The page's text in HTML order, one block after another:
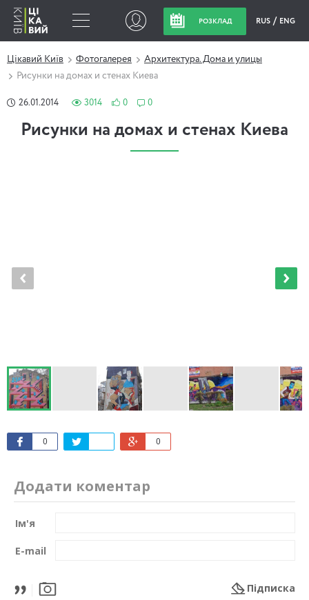
РОЗКЛАД RUS ENG
Цікавий Київ Фотогалерея
Архитектура. Дома и улицы
Рисунки на домах и стенах Киева
26.01.2014 3014 0 0
Рисунки на домах и стенах Киева
0 0
Додати коментар
Ім'я
E-mail
Підписка